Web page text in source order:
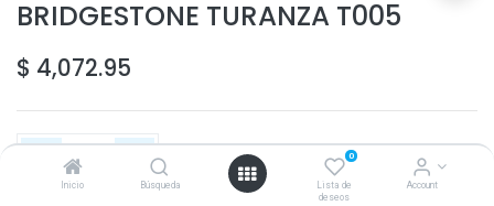
Inicio Búsqueda
0
Lista de
deseos
Account
BRIDGESTONE TURANZA T005
$ 4,072.95